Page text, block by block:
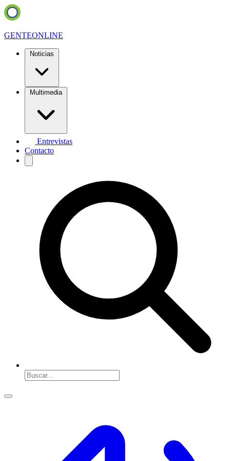
GENTEONLINE
Noticias
Multimedia
Entrevistas
Contacto